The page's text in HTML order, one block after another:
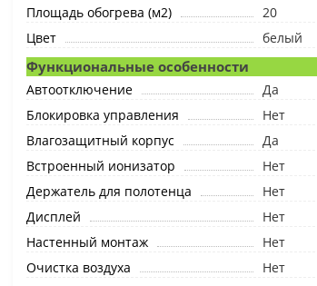
Площадь обогрева (м2)
20
Цвет
белый
Функциональные особенности
Автоотключение
Да
Блокировка управления
Нет
Влагозащитный корпус
Да
Встроенный ионизатор
Нет
Держатель для полотенца
Нет
Дисплей
Нет
Настенный монтаж
Нет
Очистка воздуха
Нет